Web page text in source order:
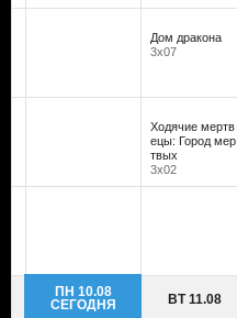
Дом дракона
3х07
Ходячие мертв
ецы: Город мер
твых
3х02
ПН 10.08
СЕГОДНЯ
ВТ 11.08